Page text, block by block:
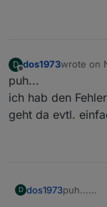
D
Offline
dos1973wrote on
last
puh...
ich hab den
geht da evtl.
D dos1973puh...